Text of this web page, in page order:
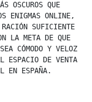
OSCUROS QUE
ENIGMAS ONLINE,
RACIÓN SUFICIENTE
LA META DE QUE
CÓMODO Y VELOZ
ESPACIO DE VENTA
EN ESPAÑA.